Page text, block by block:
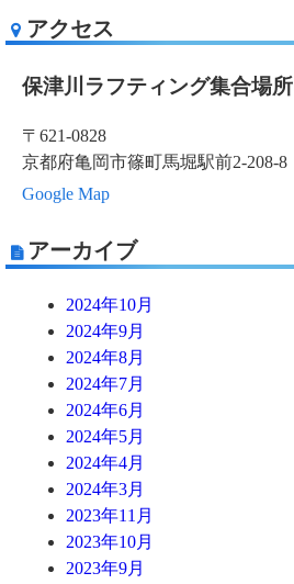
アクセス
保津川ラフティング集合場所
〒621-0828
京都府亀岡市篠町馬堀駅前2-208-8
Google Map
アーカイブ
2024年10月
2024年9月
2024年8月
2024年7月
2024年6月
2024年5月
2024年4月
2024年3月
2023年11月
2023年10月
2023年9月